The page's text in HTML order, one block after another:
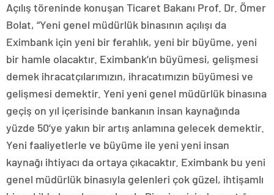
Açılış töreninde konuşan Ticaret Bakanı Prof. Dr. Ömer
Bolat, “Yeni genel müdürlük binasının açılışı da
Eximbank için yeni bir ferahlık, yeni bir büyüme, yeni
bir hamle olacaktır. Eximbank’ın büyümesi, gelişmesi
demek ihracatçılarımızın, ihracatımızın büyümesi ve
gelişmesi demektir. Yeni yeni genel müdürlük binasına
geçiş on yıl içerisinde bankanın insan kaynağında
yüzde 50’ye yakın bir artış anlamına gelecek demektir.
Yeni faaliyetlerle ve büyüme ile yeni yeni insan
kaynağı ihtiyacı da ortaya çıkacaktır. Eximbank bu yeni
genel müdürlük binasıyla gelenleri çok güzel, ihtişamlı